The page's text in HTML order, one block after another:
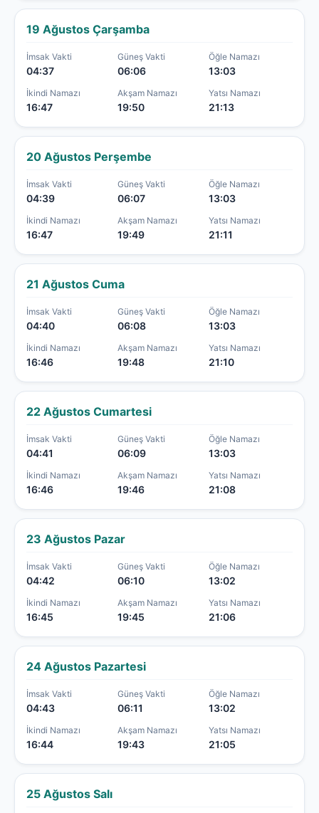
19 Ağustos Çarşamba
İmsak Vakti
04:37
Güneş Vakti
06:06
Öğle Namazı
13:03
İkindi Namazı
16:47
Akşam Namazı
19:50
Yatsı Namazı
21:13
20 Ağustos Perşembe
İmsak Vakti
04:39
Güneş Vakti
06:07
Öğle Namazı
13:03
İkindi Namazı
16:47
Akşam Namazı
19:49
Yatsı Namazı
21:11
21 Ağustos Cuma
İmsak Vakti
04:40
Güneş Vakti
06:08
Öğle Namazı
13:03
İkindi Namazı
16:46
Akşam Namazı
19:48
Yatsı Namazı
21:10
22 Ağustos Cumartesi
İmsak Vakti
04:41
Güneş Vakti
06:09
Öğle Namazı
13:03
İkindi Namazı
16:46
Akşam Namazı
19:46
Yatsı Namazı
21:08
23 Ağustos Pazar
İmsak Vakti
04:42
Güneş Vakti
06:10
Öğle Namazı
13:02
İkindi Namazı
16:45
Akşam Namazı
19:45
Yatsı Namazı
21:06
24 Ağustos Pazartesi
İmsak Vakti
04:43
Güneş Vakti
06:11
Öğle Namazı
13:02
İkindi Namazı
16:44
Akşam Namazı
19:43
Yatsı Namazı
21:05
25 Ağustos Salı